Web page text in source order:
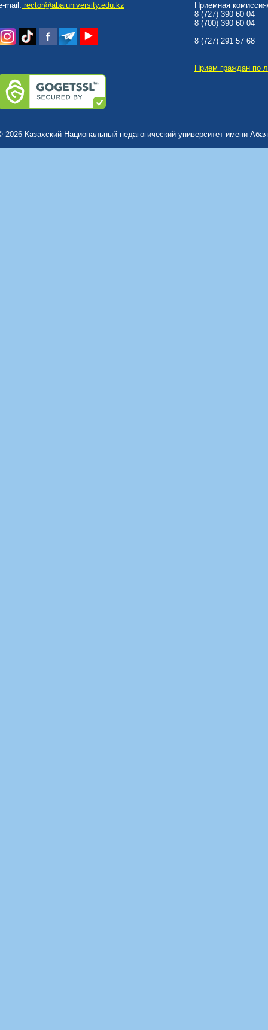
mail: rector@abaiuniversity.edu.kz
Приемная
8 (727) 390 60 04
8 (700) 390 60 04
8 (727) 291 57 68
Прием граждан по
2026 Казахский Национальный педагогический университет имени Абая